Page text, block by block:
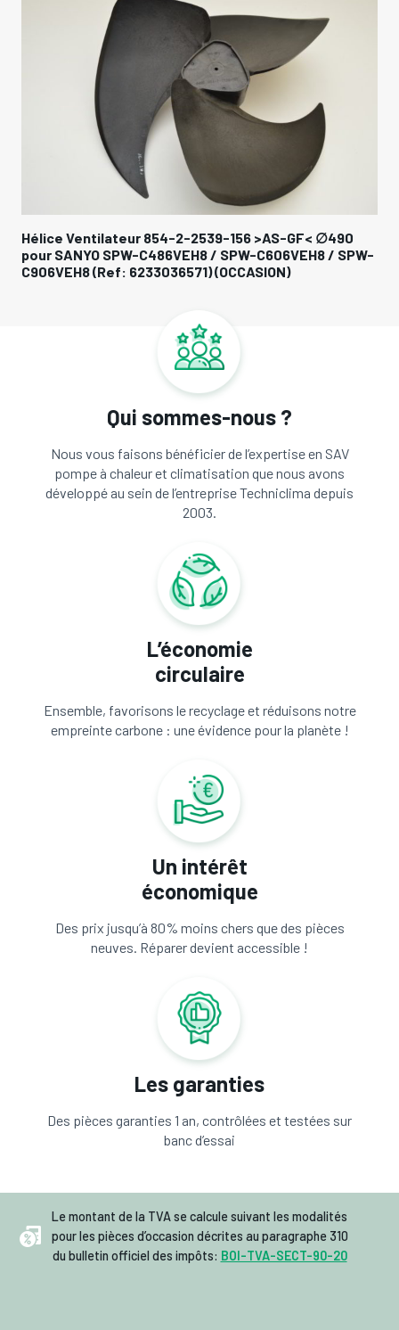
Hélice Ventilateur 854-2-2539-156 >AS-GF< ∅490
pour SANYO SPW-C486VEH8 / SPW-C606VEH8 / SPW-
C906VEH8 (Ref: 6233036571) (OCCASION)
Qui sommes-nous ?
Nous vous faisons bénéficier de l’expertise en SAV
pompe à chaleur et climatisation que nous avons
développé au sein de l’entreprise Techniclima depuis
2003.
L’économie
circulaire
Ensemble, favorisons le recyclage et réduisons notre
empreinte carbone : une évidence pour la planète !
Un intérêt
économique
Des prix jusqu’à 80% moins chers que des pièces
neuves. Réparer devient accessible !
Les garanties
Des pièces garanties 1 an, contrôlées et testées sur
banc d’essai
Le montant de la TVA se calcule suivant les modalités
pour les pièces d’occasion décrites au paragraphe 310
du bulletin officiel des impôts: BOI-TVA-SECT-90-20